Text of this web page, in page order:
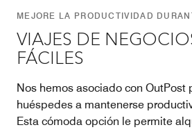
MEJORE LA PRODUCTIVIDAD
VIAJES DE
FÁCILES
Nos hemos asociado con OutPost
huéspedes a mantenerse
Esta cómoda opción le permite